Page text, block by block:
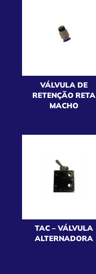
VÁLVULA DE
RETENÇÃO RETA
MACHO
TAC – VÁLVULA
ALTERNADORA